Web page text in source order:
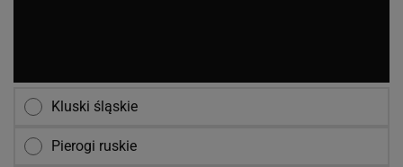
Kluski śląskie
Pierogi ruskie